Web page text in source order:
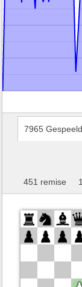
7965
451 remise